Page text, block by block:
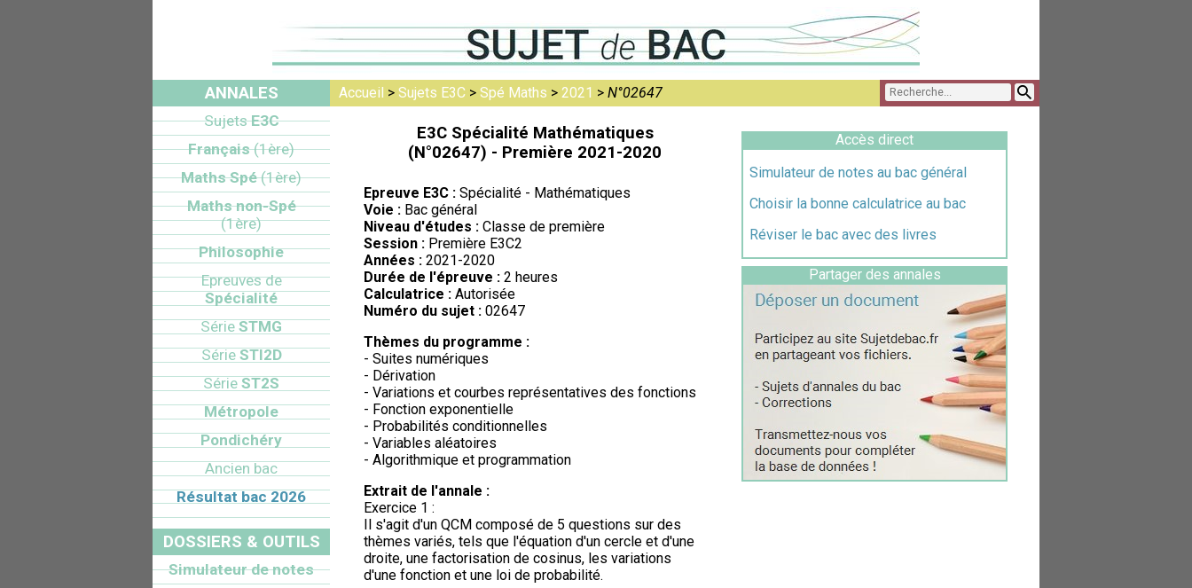
Accueil > Sujets E3C > Spé Maths > 2021 > N°02647
E3C Spécialité Mathématiques
(N°02647) - Première 2021-2020
Epreuve E3C : Spécialité - Mathématiques
Voie : Bac général
Niveau d'études : Classe de première
Session : Première E3C2
Années : 2021-2020
Durée de l'épreuve : 2 heures
Calculatrice : Autorisée
Numéro du sujet : 02647
Thèmes du programme :
- Suites numériques
- Dérivation
- Variations et courbes représentatives des fonctions
- Fonction exponentielle
- Probabilités conditionnelles
- Variables aléatoires
- Algorithmique et programmation
Extrait de l'annale :
Exercice 1 :
Il s'agit d'un QCM composé de 5 questions sur des
thèmes variés, tels que l'équation d'un cercle et d'une
droite, une factorisation de cosinus, les variations
d'une fonction et une loi de probabilité.
Accès direct
Simulateur de notes au bac général
Choisir la bonne calculatrice au bac
Réviser le bac avec des livres
Partager des annales
ANNALES
SujetsE3C
Français(1ère)
Maths Spé(1ère)
Maths non-Spé
(1ère)
Philosophie
Epreuves de
Spécialité
Série STMG
SérieSTI2D
Série ST2S
Métropole
Pondichéry
Ancien bac
Résultat bac 2026
DOSSIERS & OUTILS
Simulateur de notes